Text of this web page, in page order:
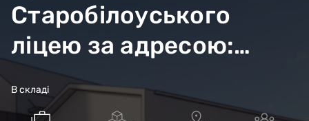
Старобілоуського
ліцею за адресою:
Чернігівська область,
Чернігівський район, с.
В складі